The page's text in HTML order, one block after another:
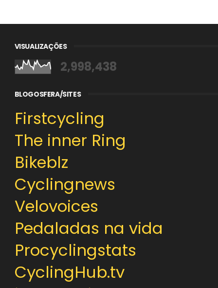
VISUALIZAÇÕES
2,998,438
BLOGOSFERA/SITES
Firstcycling
The inner Ring
Bikeblz
Cyclingnews
Velovoices
Pedaladas na vida
Procyclingstats
CyclingHub.tv